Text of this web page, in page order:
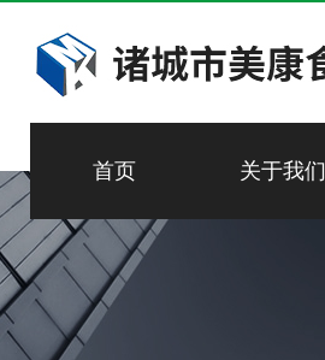
首页 关于我们